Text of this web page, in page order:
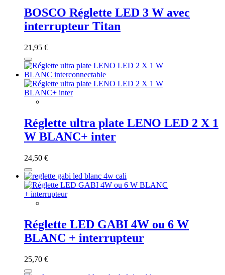
BOSCO Réglette LED 3 W avec
interrupteur Titan
21,95 €
Réglette ultra plate LENO LED 2 X 1
W BLANC+ inter
24,50 €
Réglette LED GABI 4W ou 6 W
BLANC + interrupteur
25,70 €